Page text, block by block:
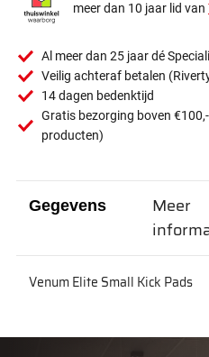
meer dan 10 jaar lid van
Al meer dan 25 jaar dé
Veilig achteraf betalen
14 dagen bedenktijd
Gratis bezorging boven
producten)
Gegevens
Venum Elite Small Kick Pads
Meer